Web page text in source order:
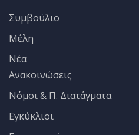
Συμβούλιο
Μέλη
Νέα
Ανακοινώσεις
Νόμοι & Π. Διατάγματα
Εγκύκλιοι